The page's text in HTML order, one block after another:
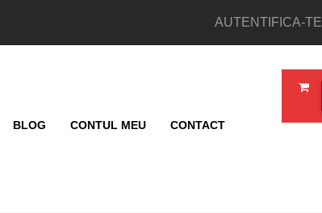
AUTENTIFICA-TE
BLOG CONTUL MEU CONTACT